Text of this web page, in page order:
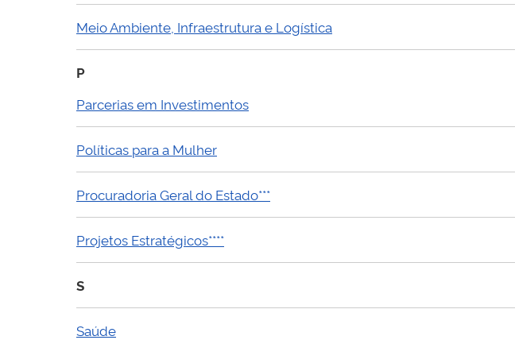
Meio Ambiente, Infraestrutura e Logística
P
Parcerias em Investimentos
Políticas para a Mulher
Procuradoria Geral do Estado***
Projetos Estratégicos****
S
Saúde